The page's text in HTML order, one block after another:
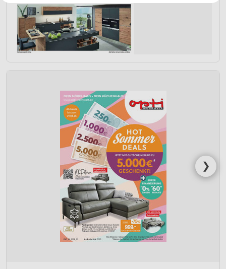
❯
Website/App.
Partnerliste anzeigen (1 IAB-Anbieter)
Wir nutzen Ihre Daten für folgende Zwecke:
IAB-Verarbeitungszwecke:
Werbeanzeigen
Erstellung von Profilen für personalisierte
Verwendung von Profilen zur Auswahl
personalisierter Werbung
Erstellung von Profilen zur Personalisierung
Verwendung von Profilen zur Auswahl
personalisierter Inhalte
Messung der Werbeleistung